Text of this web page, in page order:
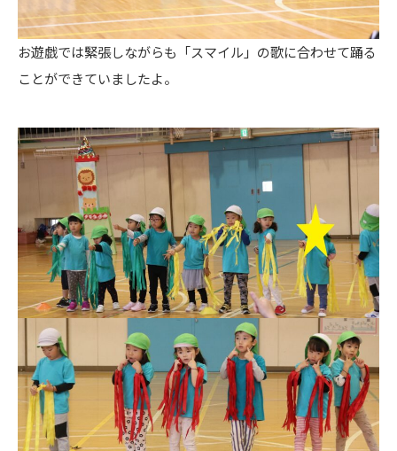
お遊戯では緊張しながらも「スマイル」の歌に合わせて踊る
ことができていましたよ。